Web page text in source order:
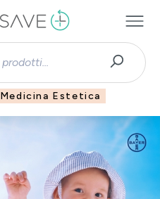
Medicina Estetica